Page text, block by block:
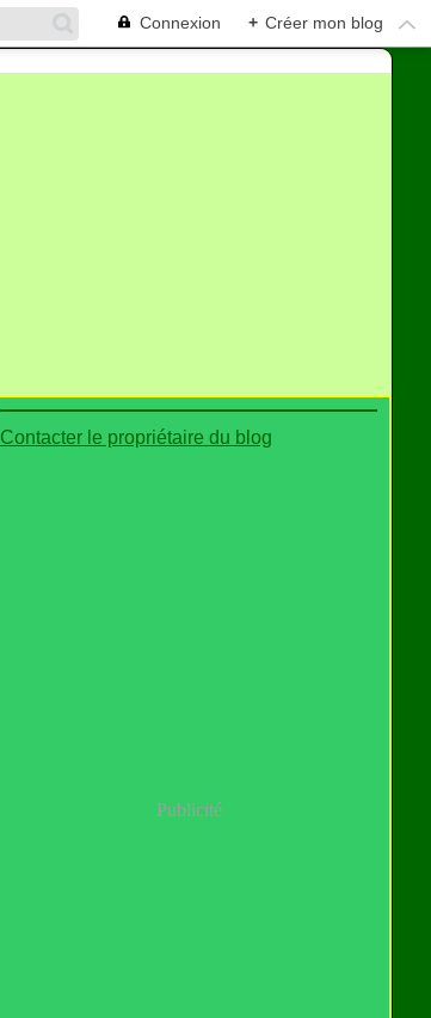
Connexion + Créer mon blog
Contacter le propriétaire du blog
Publicité